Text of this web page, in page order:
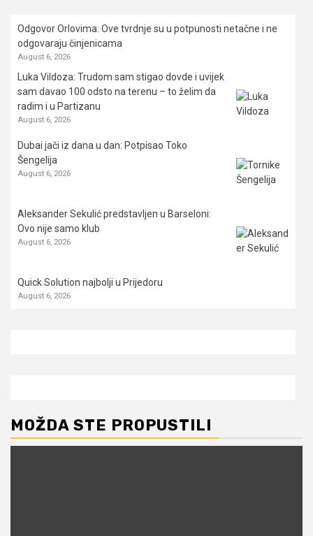
Odgovor Orlovima: ​Ove tvrdnje su u potpunosti netačne i ne
odgovaraju činjenicama
August 6, 2026
Luka Vildoza: Trudom sam stigao dovde i uvijek
sam davao 100 odsto na terenu – to želim da
radim i u Partizanu
August 6, 2026
Dubai jači iz dana u dan: Potpisao Toko
Šengelija
August 6, 2026
Aleksander Sekulić predstavljen u Barseloni:
Ovo nije samo klub
August 6, 2026
Quick Solution najbolji u Prijedoru
August 6, 2026
MOŽDA STE PROPUSTILI